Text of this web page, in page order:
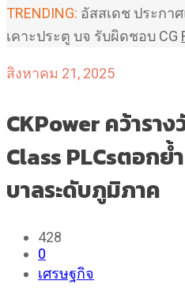
TRENDING: อัสสเดช ประกา
เคาะประตู บจ รับผิดชอบ CG
สิงหาคม 21, 2025
CKPower คว้ารา
Class PLCsตอกย้
บาลระดับภูมิภาค
428
0
เศรษฐกิจ